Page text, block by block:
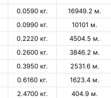
0.0590 кг. 16949.2 м.
0.0990 кг. 10101 м.
0.2220 кг. 4504.5 м.
0.2600 кг. 3846.2 м.
0.3950 кг. 2531.6 м.
0.6160 кг. 1623.4 м.
2.4700 кг. 404.9 м.